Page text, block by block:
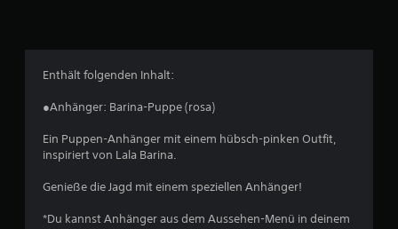
e
Enthält folgenden Inhalt:
●Anhänger: Barina-Puppe (rosa)
Ein Puppen-Anhänger mit einem hübsch-pinken Outfit,
inspiriert von Lala Barina.
Genieße die Jagd mit einem speziellen Anhänger!
*Du kannst Anhänger aus dem Aussehen-Menü in deinem